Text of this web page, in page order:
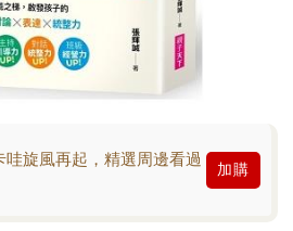
旋風再起，精選周邊看過
加購